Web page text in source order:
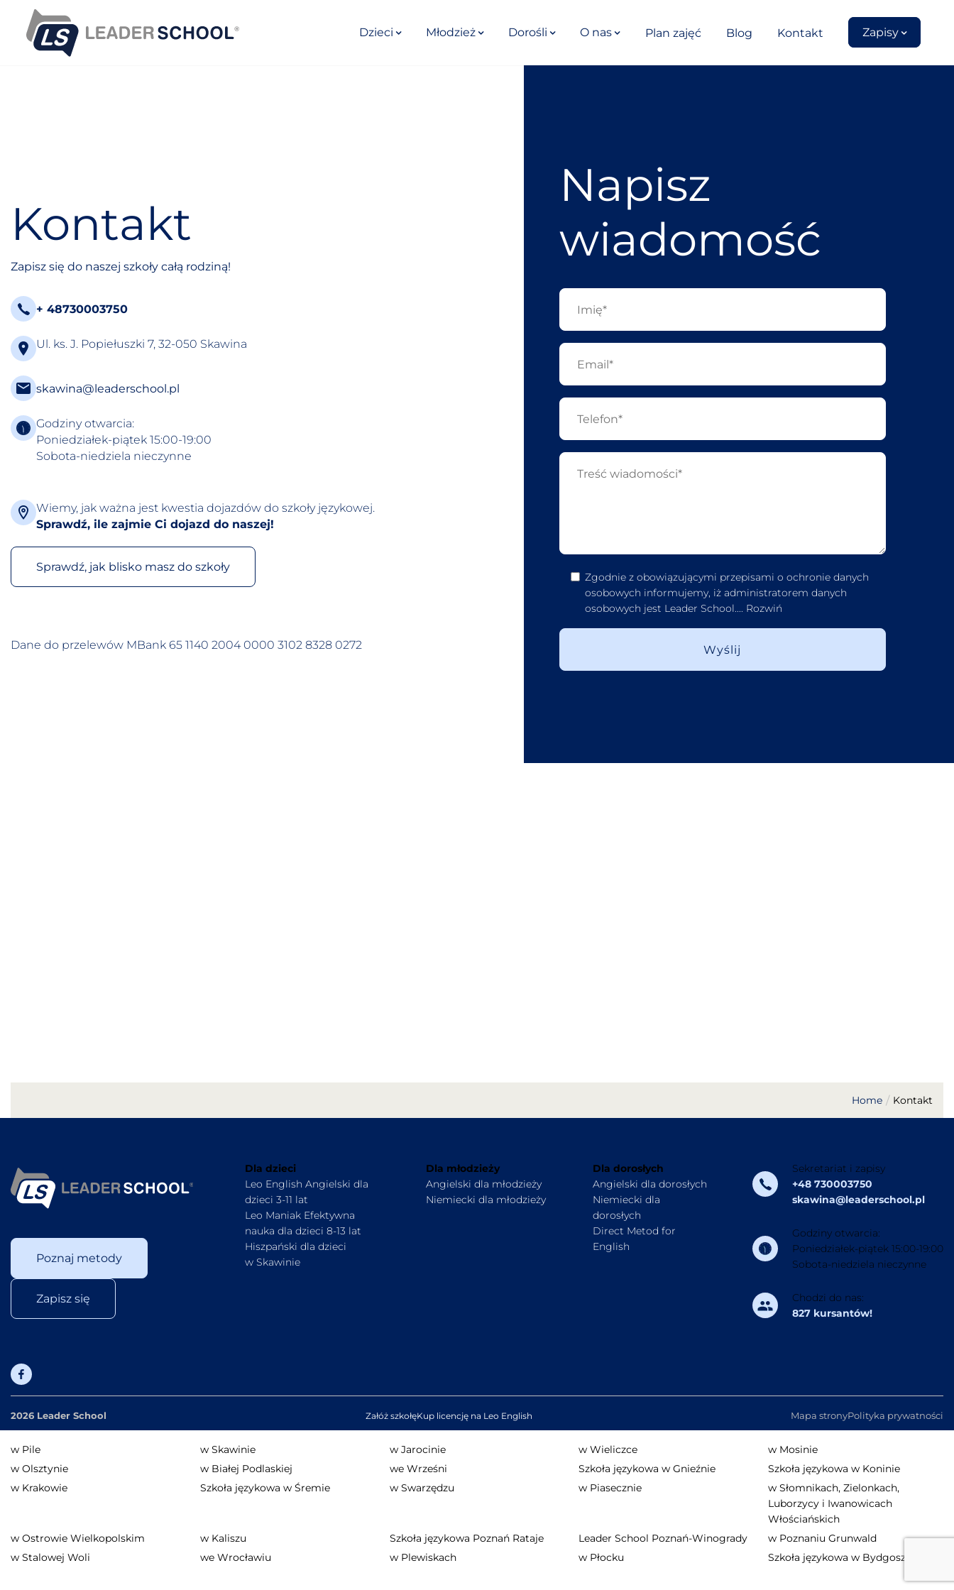
Dzieci Młodzież Dorośli O nas Plan zajęć Blog Kontakt Zapisy
Kontakt
Zapisz się do naszej szkoły całą rodziną!
+ 48730003750
Ul. ks. J. Popiełuszki 7, 32-050 Skawina
skawina@leaderschool.pl
Godziny otwarcia:
Poniedziałek-piątek 15:00-19:00
Sobota-niedziela nieczynne
Wiemy, jak ważna jest kwestia dojazdów do szkoły językowej.
Sprawdź, ile zajmie Ci dojazd do naszej!
Sprawdź, jak blisko masz do szkoły
Dane do przelewów MBank 65 1140 2004 0000 3102 8328 0272
Napisz
wiadomość
Zgodnie z obowiązującymi przepisami o ochronie danych
osobowych informujemy, iż administratorem danych
osobowych jest Leader School.... Rozwiń
Home Kontakt
Poznaj metody
Zapisz się
Dla dzieci
Leo English Angielski dla
dzieci 3-11 lat
Leo Maniak Efektywna
nauka dla dzieci 8-13 lat
Hiszpański dla dzieci
w Skawinie
Dla młodzieży
Angielski dla młodzieży
Niemiecki dla młodzieży
Dla dorosłych
Angielski dla dorosłych
Niemiecki dla
dorosłych
Direct Metod for
English
Sekretariat i zapisy
+48 730003750
skawina@leaderschool.pl
Godziny otwarcia:
Poniedziałek-piątek 15:00-19:00
Sobota-niedziela nieczynne
Chodzi do nas:
827 kursantów!
2026 Leader School Załóż szkołęKup licencję na Leo English Mapa stronyPolityka prywatności
w Pile w Skawinie w Jarocinie w Wieliczce
w Mosinie
w Olsztynie
w Białej Podlaskiej we Wrześni Szkoła językowa w Gnieźnie
Szkoła językowa w Koninie
w Krakowie
Szkoła językowa w Śremie w Swarzędzu w Piasecznie
w Słomnikach, Zielonkach,
Luborzycy i Iwanowicach
Włościańskich
w Ostrowie Wielkopolskim
w Kaliszu Szkoła językowa Poznań Rataje Leader School Poznań-Winogrady
w Poznaniu Grunwald
w Stalowej Woli
we Wrocławiu w Plewiskach w Płocku Szkoła językowa w Bydgoszczy